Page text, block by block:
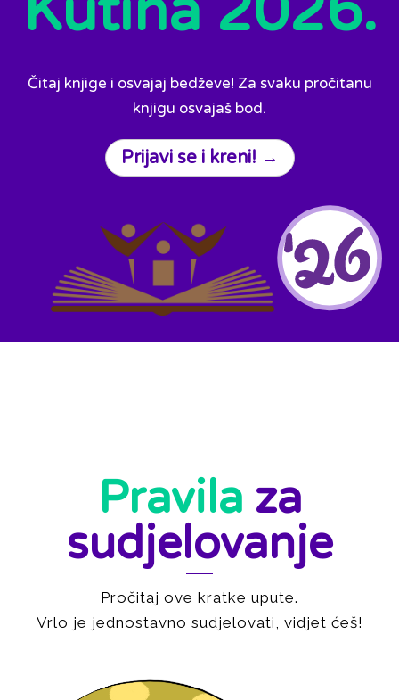
Čitaj knjige i osvajaj bedževe! Za svaku pročitanu
knjigu osvajaš bod.
Prijavi se i kreni! →
Pravila za
sudjelovanje
Pročitaj ove kratke upute.
Vrlo je jednostavno sudjelovati, vidjet ćeš!